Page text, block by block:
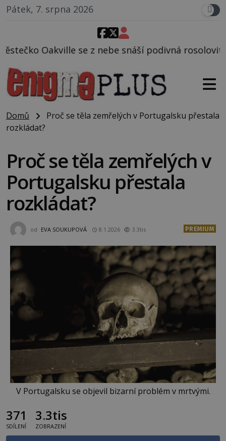
Pátek, 7. srpna 2026
snáší podivná rosolovitá látka neznámého
Domů
Proč se těla zemřelých v Portugalsku přestala
rozkládat?
Proč se těla zemřelých v
Portugalsku přestala
rozkládat?
od EVA SOUKUPOVÁ 8.1.2026 3.3tis PREMIUM
V Portugalsku se objevil bizarní problém v mrtvými.
371
SDÍLENÍ
3.3tis
ZOBRAZENÍ